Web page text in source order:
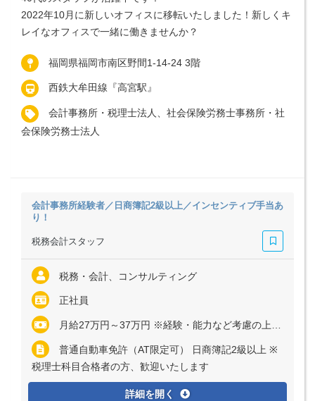
2022年10月に新しいオフィスに移転いたしました！新しくキ
レイなオフィスで一緒に働きませんか？
福岡県福岡市南区野間1-14-24 3階
西鉄大牟田線『高宮駅』
会計事務所・税理士法人、社会保険労務士事務所・社
会保険労務士法人
会計事務所経験者／日商簿記2級以上／インセンティブ手当あ
り！
税務会計スタッフ
税務・会計、コンサルティング
正社員
月給27万円～37万円 ※経験・能力など考慮の上、決定いたします ※残業代は全額支給
普通自動車免許（AT限定可） 日商簿記2級以上 ※
税理士科目合格者の方、歓迎いたします
詳細を開く